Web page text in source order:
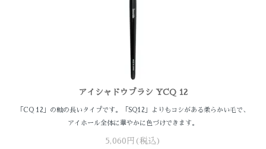
アイシャドウブラシ YCQ 12
「CQ 12」の軸の長いタイプです。「SQ12」よりもコシがある柔らかい毛で、
アイホール全体に華やかに色づけできます。
5,060円(税込)